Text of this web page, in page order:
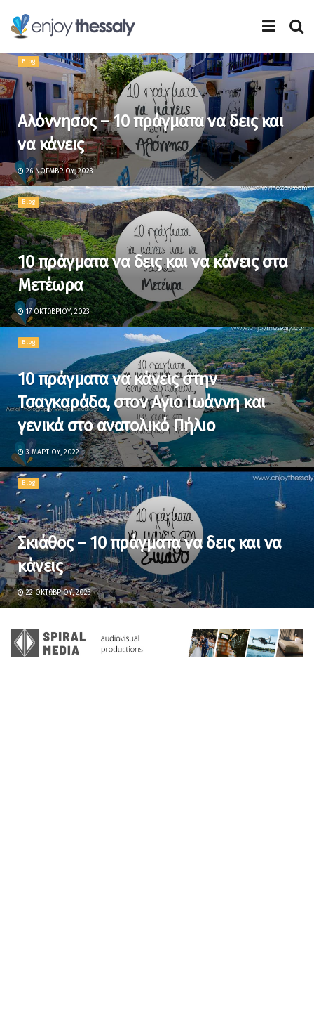
Blog
Αλόννησος – 10 πράγματα να δεις και
να κάνεις
26 ΝΟΕΜΒΡΊΟΥ, 2023
Blog
10 πράγματα να δεις και να κάνεις στα
Μετέωρα
17 ΟΚΤΩΒΡΊΟΥ, 2023
Blog
10 πράγματα να κάνεις στην
Τσαγκαράδα, στον Αγιο Ιωάννη και
γενικά στο ανατολικό Πήλιο
3 ΜΑΡΤΊΟΥ, 2022
Blog
Σκιάθος – 10 πράγματα να δεις και να
κάνεις
22 ΟΚΤΩΒΡΊΟΥ, 2023